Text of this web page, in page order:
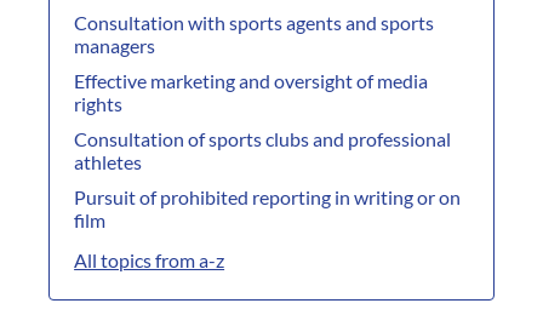
Consultation with sports agents and sports
managers
Effective marketing and oversight of media
rights
Consultation of sports clubs and professional
athletes
Pursuit of prohibited reporting in writing or on
film
All topics from a-z